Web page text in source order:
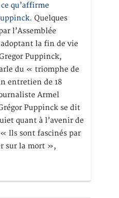
qu’affirme
Quelques
l’Assemblée
la fin de vie
Puppinck,
du « triomphe de
entretien de 18
Armel
Puppinck se dit
quant à l’avenir de
Ils sont fascinés par
sur la mort »,